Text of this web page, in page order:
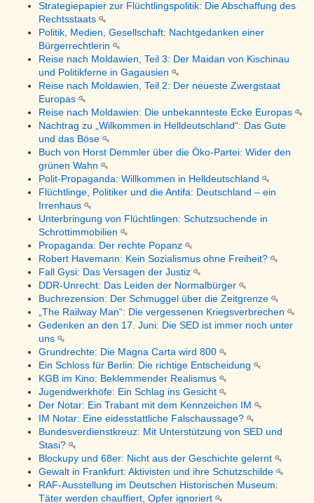
Strategiepapier zur Flüchtlingspolitik: Die Abschaffung des
Rechtsstaats
Politik, Medien, Gesellschaft: Nachtgedanken einer
Bürgerrechtlerin
Reise nach Moldawien, Teil 3: Der Maidan von Kischinau
und Politikferne in Gagausien
Reise nach Moldawien, Teil 2: Der neueste Zwergstaat
Europas
Reise nach Moldawien: Die unbekannteste Ecke Europas
Nachtrag zu „Wilkommen in Helldeutschland“: Das Gute
und das Böse
Buch von Horst Demmler über die Öko-Partei: Wider den
grünen Wahn
Polit-Propaganda: Willkommen in Helldeutschland
Flüchtlinge, Politiker und die Antifa: Deutschland – ein
Irrenhaus
Unterbringung von Flüchtlingen: Schutzsuchende in
Schrottimmobilien
Propaganda: Der rechte Popanz
Robert Havemann: Kein Sozialismus ohne Freiheit?
Fall Gysi: Das Versagen der Justiz
DDR-Unrecht: Das Leiden der Normalbürger
Buchrezension: Der Schmuggel über die Zeitgrenze
„The Railway Man“: Die vergessenen Kriegsverbrechen
Gedenken an den 17. Juni: Die SED ist immer noch unter
uns
Grundrechte: Die Magna Carta wird 800
Ein Schloss für Berlin: Die richtige Entscheidung
KGB im Kino: Beklemmender Realismus
Jugendwerkhöfe: Ein Schlag ins Gesicht
Der Notar: Ein Trabant mit dem Kennzeichen IM
IM Notar: Eine eidesstattliche Falschaussage?
Bundesverdienstkreuz: Mit Unterstützung von SED und
Stasi?
Blockupy und 68er: Nicht aus der Geschichte gelernt
Gewalt in Frankfurt: Aktivisten und ihre Schutzschilde
RAF-Ausstellung im Deutschen Historischen Museum:
Täter werden chauffiert, Opfer ignoriert